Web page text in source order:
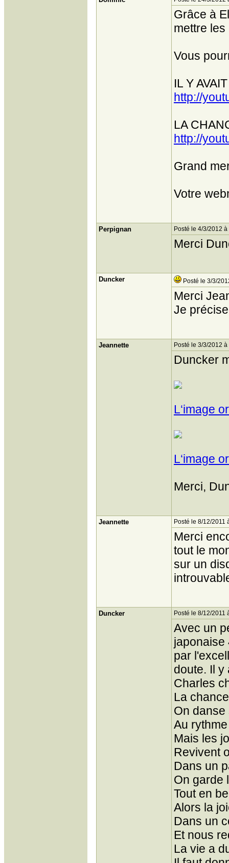
Grâce à
mettre
Vous
IL Y
http://
LA
http://
Grand
Votre
Perpignan Posté le 4/3/2012
Merci
Duncker Posté le 3/3/
Merci
Je
Jeannette Posté le 3/3/2012
Duncker
L‘image
L‘image
Merci,
Jeannette Posté le 8/12/2011
Merci
tout le
sur un
Duncker Posté le 8/12/2011
Avec un
japonaise
par
doute. Il y
Charles
La
On
Au
Mais les
Revivent
Dans un
On garde
Tout en
Alors la
Dans un
Et nous
La vie a